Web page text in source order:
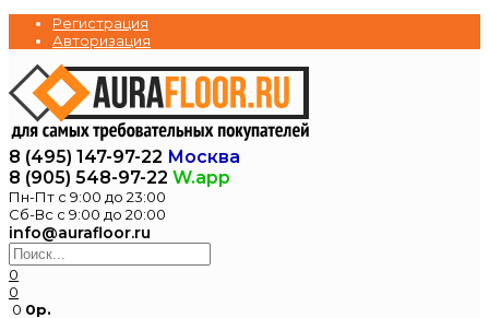
Регистрация
Авторизация
8 (495) 147-97-22 Москва
8 (905) 548-97-22 W.app
Пн-Пт с 9:00 до 23:00
Сб-Вс с 9:00 до 20:00
info@aurafloor.ru
0
0
0 0р.